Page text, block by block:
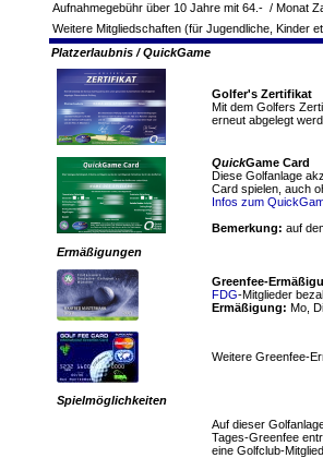
Aufnahmegebühr über 10 Jahre mit 64.-  / Monat
Weitere Mitgliedschaften (für Jugendliche, Kinder
Platzerlaubnis / QuickGame
Golfer's Zertifikat
Mit dem Golfers
erneut abgelegt
QuickGame Card
Diese Golfanlage
Card spielen, auch
Infos zum
Bemerkung: auf
Ermäßigungen
Greenfee-
FDG-Mitglieder
Ermäßigung: Mo,
Weitere Greenfee-
Spielmöglichkeiten
Auf dieser
Tages-Greenfee
eine Golfclub-